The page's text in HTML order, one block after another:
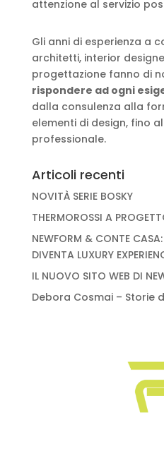
attenzione al servizio
Gli anni di esperienza a
architetti, interior
progettazione fanno di
rispondere ad ogni
dalla consulenza alla
elementi di design, fino
professionale.
Articoli recenti
NOVITÀ SERIE BOSKY
THERMOROSSI A
NEWFORM & CONTE
DIVENTA LUXURY
IL NUOVO SITO WEB DI
Debora Cosmai – Storie